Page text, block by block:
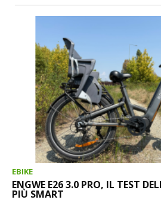
EBIKE
ENGWE E26 3.0 PRO, IL TEST
PIÙ SMART